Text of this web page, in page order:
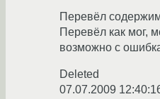
Перевёл
Перевёл как мог,
возможно с
Deleted
07.07.2009